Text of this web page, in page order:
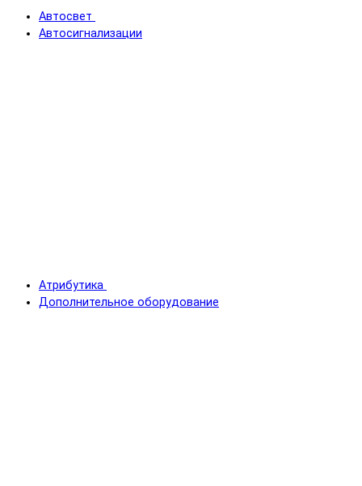
Автосвет
Автосигнализации
Атрибутика
Дополнительное оборудование